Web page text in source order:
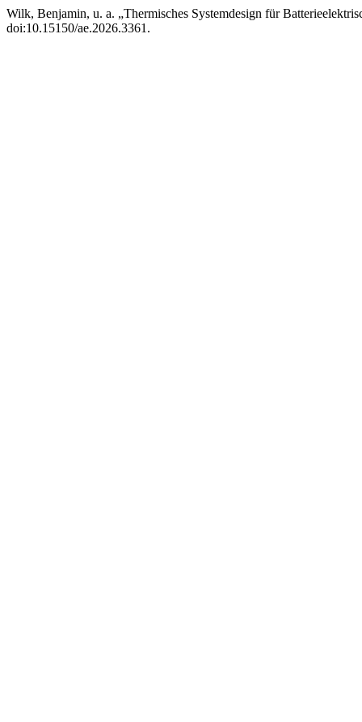
Wilk, Benjamin, u. a. „Thermisches Systemdesign für
doi:10.15150/ae.2026.3361.